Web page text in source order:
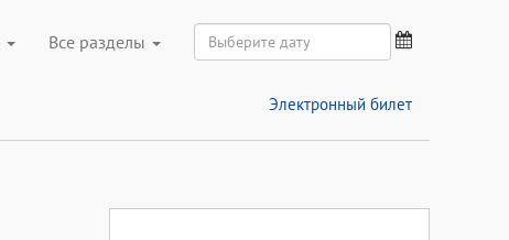
Все разделы
Электронный билет